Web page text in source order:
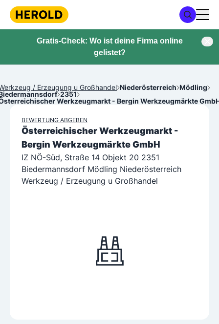
Gratis-Check: Wo ist deine Firma online
gelistet?
/ Erzeugung u Großhandel Niederösterreich Mödling
2351
Werkzeugmarkt - Bergin Werkzeugmärkte
BEWERTUNG ABGEBEN
Österreichischer Werkzeugmarkt -
Bergin Werkzeugmärkte GmbH
IZ NÖ-Süd, Straße 14 Objekt 20 2351
Biedermannsdorf Mödling Niederösterreich
Werkzeug / Erzeugung u Großhandel